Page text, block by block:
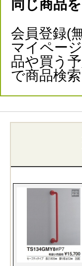
同じ商品
会員登録(
マイペー
品や買う
で商品検